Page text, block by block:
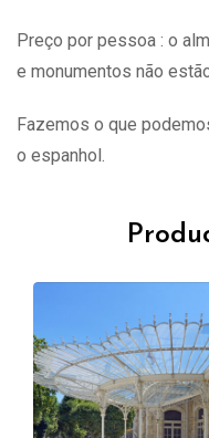
Preço por pessoa : o
e monumentos não
Fazemos o que
o espanhol.